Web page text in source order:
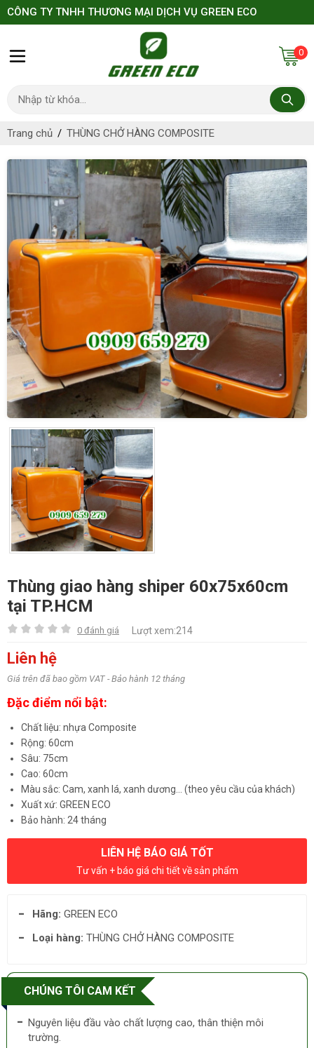
CÔNG TY TNHH THƯƠNG MẠI DỊCH VỤ GREEN ECO
0
Trang chủ THÙNG CHỞ HÀNG COMPOSITE
Thùng giao hàng shiper 60x75x60cm
tại TP.HCM
0 đánh giá Lượt xem:214
Liên hệ
Giá trên đã bao gồm VAT - Bảo hành 12 tháng
Đặc điểm nổi bật:
Chất liệu: nhựa Composite
Rộng: 60cm
Sâu: 75cm
Cao: 60cm
Màu sắc: Cam, xanh lá, xanh dương... (theo yêu cầu của khách)
Xuất xứ: GREEN ECO
Bảo hành: 24 tháng
LIÊN HỆ BÁO GIÁ TỐT
Tư vấn + báo giá chi tiết về sản phẩm
Hãng: GREEN ECO
Loại hàng: THÙNG CHỞ HÀNG COMPOSITE
CHÚNG TÔI CAM KẾT
Nguyên liệu đầu vào chất lượng cao, thân thiện môi
trường.